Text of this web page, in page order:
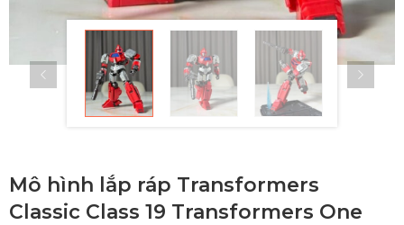
Mô hình lắp ráp Transformers
Classic Class 19 Transformers One